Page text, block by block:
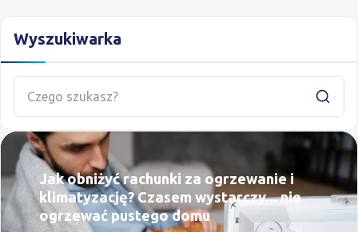
Wyszukiwarka
Jak obniżyć rachunki za ogrzewanie i
klimatyzację? Czasem wystarczy... nie
ogrzewać pustego domu